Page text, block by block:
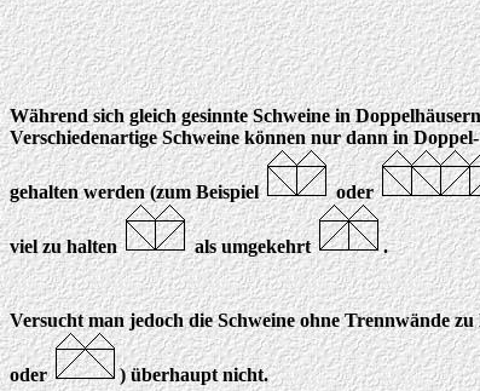
Während sich gleich gesinnte Schweine in
Verschiedenartige Schweine können nur dann in
gehalten werden (zum Beispiel oder
viel zu halten als umgekehrt .
Versucht man jedoch die Schweine ohne Trennwände
oder ) überhaupt nicht.